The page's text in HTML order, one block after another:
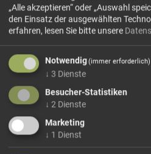
Limoncello Classic-Mini
Psenner
„Alle akzeptieren“ oder „Auswahl
den Einsatz der ausgewählten
erfahren, lesen Sie bitte unsere
Notwendig(immer erforderlich)
↓ 3 Dienste
Besucher-Statistiken
↓ 2 Dienste
Marketing
↓ 1 Dienst